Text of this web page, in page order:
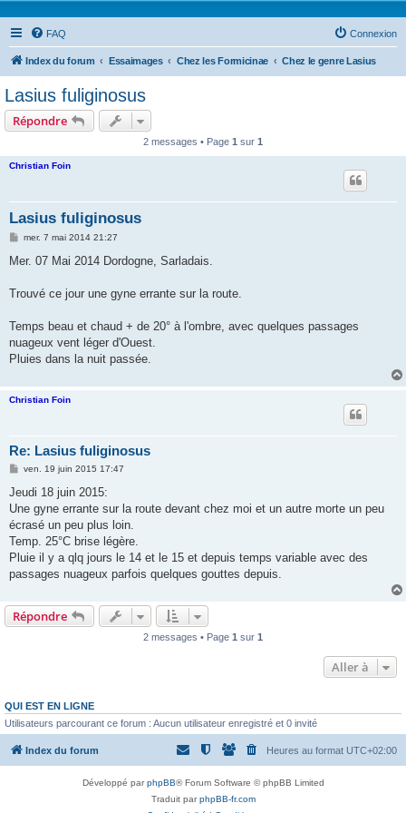
FAQ Connexion
Index du forum Essaimages Chez les Formicinae Chez le genre Lasius
Lasius fuliginosus
Répondre
2 messages • Page 1 sur 1
Christian Foin
Lasius fuliginosus
M
s
g
mer. 7 mai 2014 21:27
Mer. 07 Mai 2014 Dordogne, Sarladais.
Trouvé ce jour une gyne errante sur la route.
Temps beau et chaud + de 20° à l'ombre, avec quelques passages
nuageux vent léger d'Ouest.
Pluies dans la nuit passée.
Christian Foin
Re: Lasius fuliginosus
M
s
a
g
ven. 19 juin 2015 17:47
Jeudi 18 juin 2015:
Une gyne errante sur la route devant chez moi et un autre morte un peu
écrasé un peu plus loin.
Temp. 25°C brise légère.
Pluie il y a qlq jours le 14 et le 15 et depuis temps variable avec des
passages nuageux parfois quelques gouttes depuis.
Répondre
2 messages • Page 1 sur 1
Aller à
QUI EST EN LIGNE
Utilisateurs parcourant ce forum : Aucun utilisateur enregistré et 0 invité
Index du forum Heures au format UTC+02:00
Développé parphpBB® Forum Software © phpBB Limited
Traduit parphpBB-fr.com